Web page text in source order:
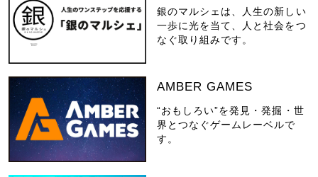
銀のマルシェは、人生の新しい
一歩に光を当て、人と社会をつ
なぐ取り組みです。
AMBER GAMES
“おもしろい”を発見・発掘・世
界とつなぐゲームレーベルで
す。